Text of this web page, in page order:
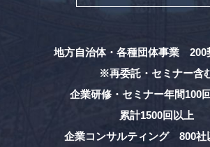
地方自治体・各種団体事業
※再委託・セミナー含
企業研修・セミナー年間100
累計1500回以上
企業コンサルティング 800